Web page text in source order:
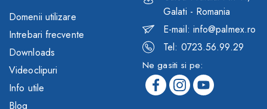
Domenii utilizare
Intrebari frecvente
Downloads
Videoclipuri
Info utile
Blog
Galati - Romania
E-mail: info@palmex.ro
Tel: 0723.56.99.29
Ne gasiti si pe: